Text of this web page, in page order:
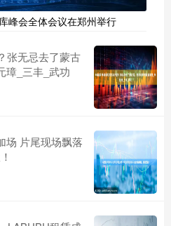
峰会全体会议在郑州举行
张无忌去了蒙古
璋_三丰_武功
场 片尾现场飘落